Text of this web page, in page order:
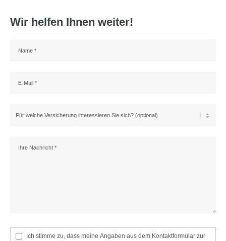
Wir helfen Ihnen weiter!
Ich stimme zu, dass meine Angaben aus dem Kontaktformular zur